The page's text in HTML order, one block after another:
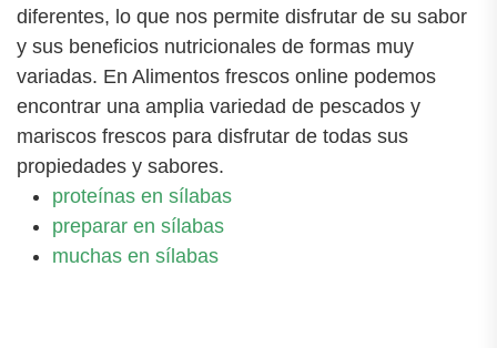
diferentes, lo que nos permite disfrutar de su sabor
y sus beneficios nutricionales de formas muy
variadas. En Alimentos frescos online podemos
encontrar una amplia variedad de pescados y
mariscos frescos para disfrutar de todas sus
propiedades y sabores.
proteínas en sílabas
preparar en sílabas
muchas en sílabas